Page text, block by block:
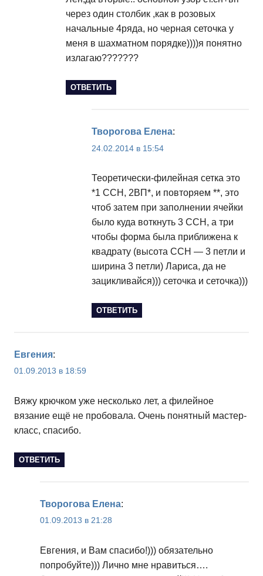
через один столбик ,как в розовых
начальные 4ряда, но черная сеточка у
меня в шахматном порядке))))я понятно
излагаю???????
ОТВЕТИТЬ
Творогова Елена:
24.02.2014 в 15:54
Теоретически-филейная сетка это
*1 ССН, 2ВП*, и повторяем **, это
чтоб затем при заполнении ячейки
было куда воткнуть 3 ССН, а три
чтобы форма была приближена к
квадрату (высота ССН — 3 петли и
ширина 3 петли) Лариса, да не
зацикливайся))) сеточка и сеточка)))
ОТВЕТИТЬ
Евгения:
01.09.2013 в 18:59
Вяжу крючком уже несколько лет, а филейное
вязание ещё не пробовала. Очень понятный мастер-
класс, спасибо.
ОТВЕТИТЬ
Творогова Елена:
01.09.2013 в 21:28
Евгения, и Вам спасибо!))) обязательно
попробуйте))) Лично мне нравиться….